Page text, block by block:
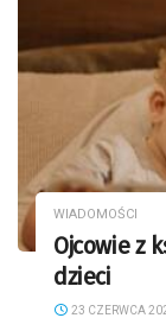
WIADOMOŚCI
Ojcowie z
dzieci
23 CZERWCA